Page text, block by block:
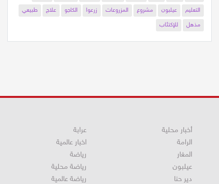
التعليم
عيلبون مشروع المزروعات زرعوا الكاجو علاج
طبيعي
مذهل
للإكتئاب
أخبار محلية
الرامة
المغار
عيلبون
دير حنا
عرابة
اخبار عالمية
رياضة
رياضة محلية
رياضة عالمية